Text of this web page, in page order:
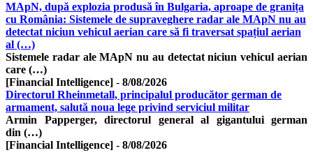
MApN, după explozia produsă în Bulgaria, aproape de granița
cu România: Sistemele de supraveghere radar ale MApN nu au
detectat niciun vehicul aerian care să fi traversat spațiul aerian
al (…)
Sistemele radar ale MApN nu au detectat niciun vehicul aerian
care (…)
[Financial Intelligence] - 8/08/2026
Directorul Rheinmetall, principalul producător german de
armament, salută noua lege privind serviciul militar
Armin Papperger, directorul general al gigantului german
din (…)
[Financial Intelligence] - 8/08/2026